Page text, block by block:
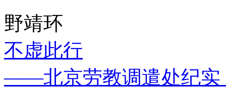
野靖环
不虚此行
——北京劳教调遣处纪实